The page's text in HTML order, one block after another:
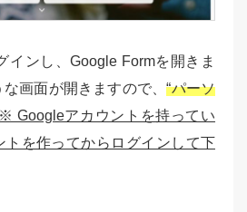
インし、Google Formを開きま
画面が開きますので、“パーソ
※ Googleアカウントを持ってい
トを作ってからログインして下